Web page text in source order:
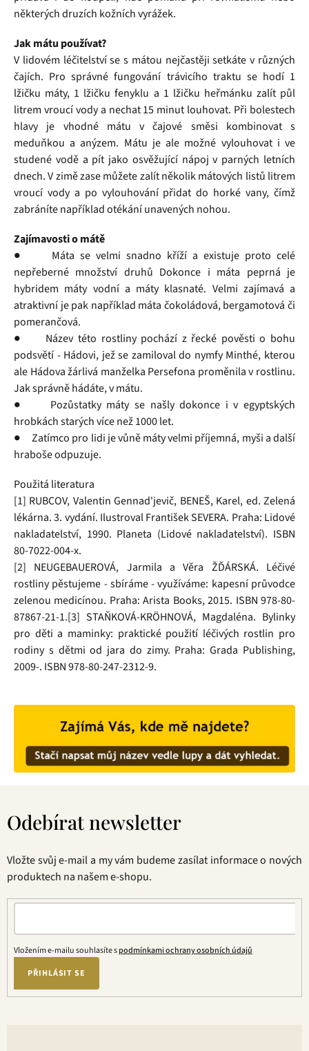
některých druzích kožních vyrážek.
Jak mátu používat?
V lidovém léčitelství se s mátou nejčastěji setkáte v různých
čajích. Pro správné fungování trávicího traktu se hodí 1
lžičku máty, 1 lžičku fenyklu a 1 lžičku heřmánku zalít půl
litrem vroucí vody a nechat 15 minut louhovat. Při bolestech
hlavy je vhodné mátu v čajové směsi kombinovat s
meduňkou a anýzem. Mátu je ale možné vylouhovat i ve
studené vodě a pít jako osvěžující nápoj v parných letních
dnech. V zimě zase můžete zalít několik mátových listů litrem
vroucí vody a po vylouhování přidat do horké vany, čímž
zabráníte například otékání unavených nohou.
Zajímavosti o mátě
● Máta se velmi snadno kříží a existuje proto celé
nepřeberné množství druhů Dokonce i máta peprná je
hybridem máty vodní a máty klasnaté. Velmi zajímavá a
atraktivní je pak například máta čokoládová, bergamotová či
pomerančová.
● Název této rostliny pochází z řecké pověsti o bohu
podsvětí - Hádovi, jež se zamiloval do nymfy Minthé, kterou
ale Hádova žárlivá manželka Persefona proměnila v rostlinu.
Jak správně hádáte, v mátu.
● Pozůstatky máty se našly dokonce i v egyptských
hrobkách starých více než 1000 let.
● Zatímco pro lidi je vůně máty velmi příjemná, myši a další
hraboše odpuzuje.
Použitá literatura
[1] RUBCOV, Valentin Gennad'jevič, BENEŠ, Karel, ed. Zelená
lékárna. 3. vydání. Ilustroval František SEVERA. Praha: Lidové
nakladatelství, 1990. Planeta (Lidové nakladatelství). ISBN
80-7022-004-x.
[2] NEUGEBAUEROVÁ, Jarmila a Věra ŽĎÁRSKÁ. Léčivé
rostliny pěstujeme - sbíráme - využíváme: kapesní průvodce
zelenou medicínou. Praha: Arista Books, 2015. ISBN 978-80-
87867-21-1.[3] STAŇKOVÁ-KRÖHNOVÁ, Magdaléna. Bylinky
pro děti a maminky: praktické použití léčivých rostlin pro
rodiny s dětmi od jara do zimy. Praha: Grada Publishing,
2009-. ISBN 978-80-247-2312-9.
Odebírat newsletter
Vložte svůj e-mail a my vám budeme zasílat informace o nových
produktech na našem e-shopu.
Vložením e-mailu souhlasíte spodmínkami ochrany osobních údajů
PŘIHLÁSIT SE